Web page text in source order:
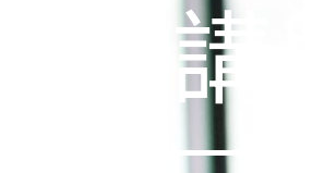
演